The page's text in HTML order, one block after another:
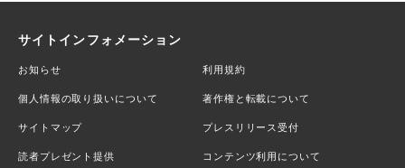
サイトインフォメーション
お知らせ 利用規約
個人情報の取り扱いについて 著作権と転載について
サイトマップ プレスリリース受付
読者プレゼント提供 コンテンツ利用について